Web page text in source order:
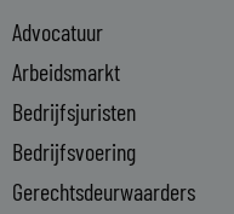
d
i
n
-
i
n
Advocatuur
Arbeidsmarkt
Bedrijfsjuristen
Bedrijfsvoering
Gerechtsdeurwaarders